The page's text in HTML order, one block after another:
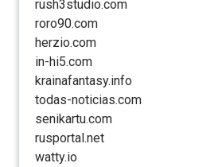
rush3studio.com
roro90.com
herzio.com
in-hi5.com
krainafantasy.info
todas-noticias.com
senikartu.com
rusportal.net
watty.io